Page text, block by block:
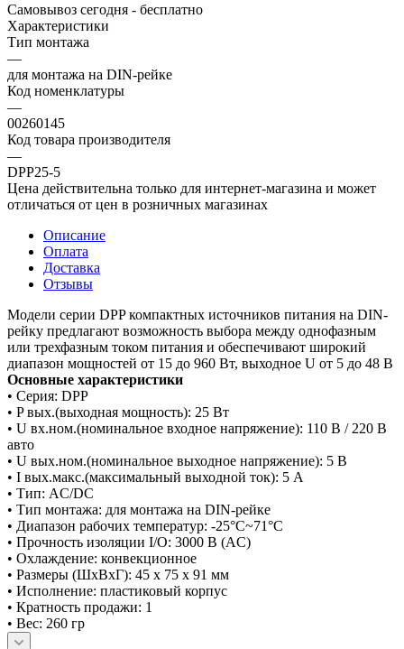
Самовывоз сегодня - бесплатно
Характеристики
Тип монтажа
—
для монтажа на DIN-рейке
Код номенклатуры
—
00260145
Код товара производителя
—
DPP25-5
Цена действительна только для интернет-магазина и может
отличаться от цен в розничных магазинах
Описание
Оплата
Доставка
Отзывы
Модели серии DPP компактных источников питания на DIN-
рейку предлагают возможность выбора между однофазным
или трехфазным током питания и обеспечивают широкий
диапазон мощностей от 15 до 960 Вт, выходное U от 5 до 48 В
Основные характеристики
• Серия: DPP
• P вых.(выходная мощность): 25 Вт
• U вх.ном.(номинальное входное напряжение): 110 В / 220 В
авто
• U вых.ном.(номинальное выходное напряжение): 5 В
• I вых.макс.(максимальный выходной ток): 5 А
• Тип: AC/DC
• Тип монтажа: для монтажа на DIN-рейке
• Диапазон рабочих температур: -25°C~71°C
• Прочность изоляции I/O: 3000 В (AC)
• Охлаждение: конвекционное
• Размеры (ШxВxГ): 45 x 75 x 91 мм
• Исполнение: пластиковый корпус
• Кратность продажи: 1
• Вес: 260 гр